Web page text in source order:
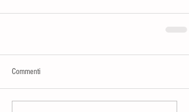
Commenti